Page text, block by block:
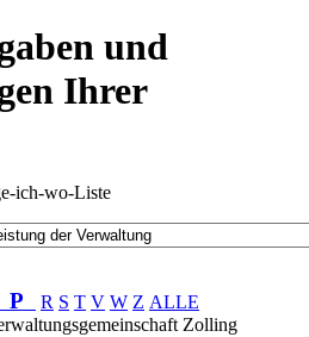
und
Ihrer
ich-wo-Liste
P R S T V W Z ALLE
Zolling